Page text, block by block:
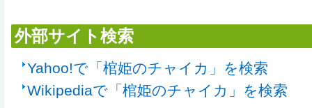
外部サイト検索
Yahoo!で「棺姫のチャイカ」を検索
Wikipediaで「棺姫のチャイカ」を検索